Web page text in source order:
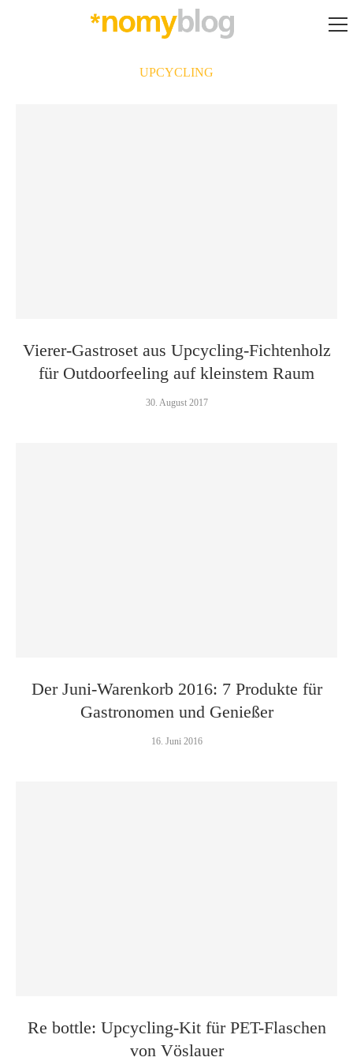
UPCYCLING
Vierer-Gastroset aus Upcycling-Fichtenholz
für Outdoorfeeling auf kleinstem Raum
30. August 2017
Der Juni-Warenkorb 2016: 7 Produkte für
Gastronomen und Genießer
16. Juni 2016
Re bottle: Upcycling-Kit für PET-Flaschen
von Vöslauer